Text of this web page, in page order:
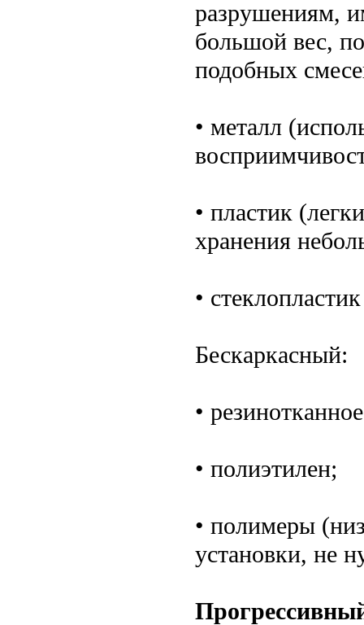
разрушениям,
большой вес,
подобных
• металл
• пластик
хранения
•
Бескаркасный:
•
• полиэтилен;
• полимеры
установки, не